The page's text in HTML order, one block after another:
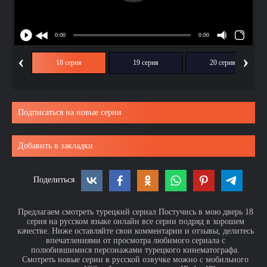
‹ 18 серия 19 серия 20 серия ›
Подписаться на новые серии
Добавить в закладки
Поделиться
Предлагаем смотреть турецкий сериал Постучись в мою дверь 18
серия на русском языке онлайн все серии подряд в хорошем
качестве. Ниже оставляйте свои комментарии и отзывы, делитесь
впечатлениями от просмотра любимого сериала с
полюбившимися персонажами турецкого кинематографа.
Смотреть новые серии в русской озвучке можно с мобильного